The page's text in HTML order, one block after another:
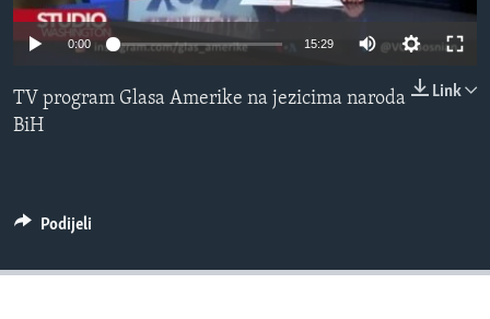
MAGAZIN
O GLASU AMERIKE
Learning English
Jezici
0:00 15:29
Link
TV program Glasa Amerike na jezicima naroda
BiH
Podijeli